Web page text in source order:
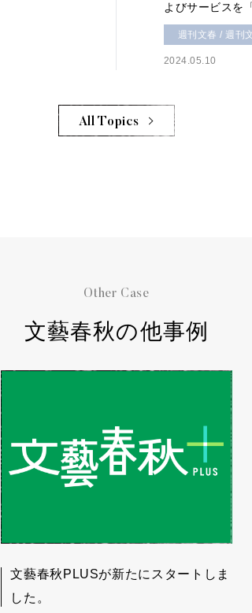
よびサービスを
週刊文春 / 週刊
2024.05.10
All Topics
Other Case
文藝春秋の他事例
文藝春秋PLUSが新たにスタートしま
した。